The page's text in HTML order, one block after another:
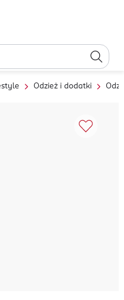
Odzież i dodatki